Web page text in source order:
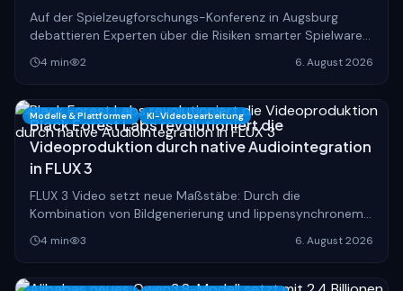
Auf der Spielzeugforschungs-Konferenz in Augsburg
debattieren Experten über die Risiken smarter Spielwaren.
Eltern und Hersteller stehen vor neuen Herausforderungen
bei der Kindersicherheit.
4 min 2 6. August 2026
Modelle & Plattformen KI-Videobearbeitung
Black Forest Labs revolutioniert die
Videoproduktion durch native Audiointegration
in FLUX 3
FLUX 3 Video setzt neue Maßstäbe: Durch die
Kombination von Bildgenerierung und lippensynchronem
Audio wird die Erstellung realistischer KI-Inhalte
grundlegend vereinfacht.
4 min 3 6. August 2026